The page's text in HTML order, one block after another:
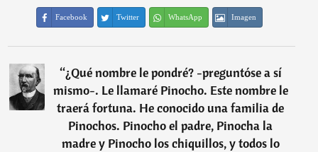
Facebook Twitter WhatsApp Imagen
“¿Qué nombre le pondré? -preguntóse a sí
mismo-. Le llamaré Pinocho. Este nombre le
traerá fortuna. He conocido una familia de
Pinochos. Pinocho el padre, Pinocha la
madre y Pinocho los chiquillos, y todos lo